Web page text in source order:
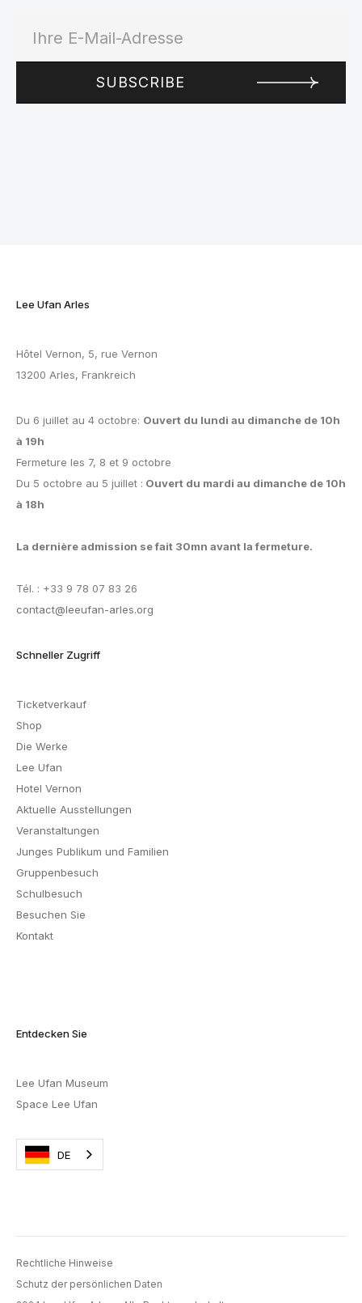
Lee Ufan Arles
Hôtel Vernon, 5, rue Vernon
13200 Arles, Frankreich
Du 6 juillet au 4 octobre: Ouvert du lundi au dimanche de 10h
à 19h
Fermeture les 7, 8 et 9 octobre
Du 5 octobre au 5 juillet : Ouvert du mardi au dimanche de 10h
à 18h
La dernière admission se fait 30mn avant la fermeture.
Tél. : +33 9 78 07 83 26
contact@leeufan-arles.org
Schneller Zugriff
Ticketverkauf
Shop
Die Werke
Lee Ufan
Hotel Vernon
Aktuelle Ausstellungen
Veranstaltungen
Junges Publikum und Familien
Gruppenbesuch
Schulbesuch
Besuchen Sie
Kontakt
Entdecken Sie
Lee Ufan Museum
Space Lee Ufan
DE
Rechtliche Hinweise
Schutz der persönlichen Daten